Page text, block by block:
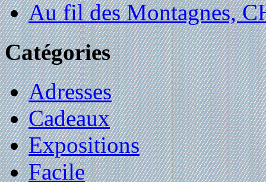
Au fil des Montagnes,
Catégories
Adresses
Cadeaux
Expositions
Facile